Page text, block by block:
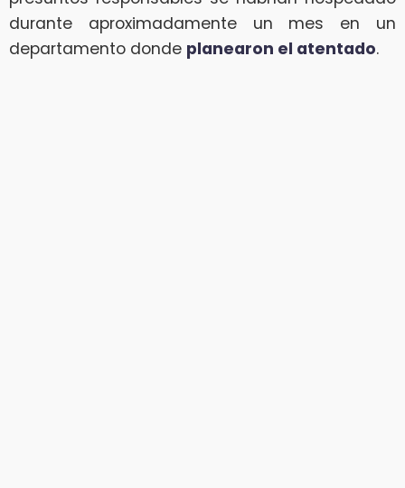
durante aproximadamente un mes en un
departamento donde planearon el atentado.